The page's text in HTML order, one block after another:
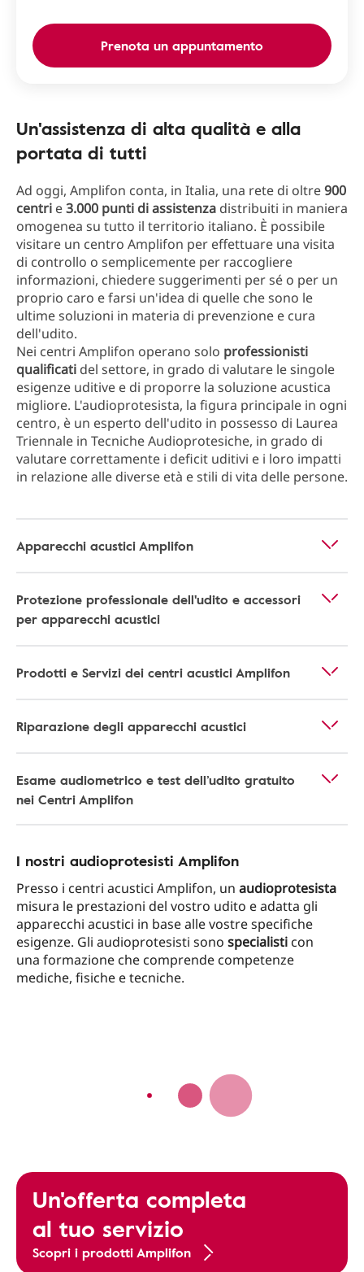
Prenota un appuntamento
Un'assistenza di alta qualità e alla
portata di tutti
Ad oggi, Amplifon conta, in Italia, una rete di oltre900
centri e3.000 punti di assistenza distribuiti in maniera
omogenea su tutto il territorio italiano. È possibile
visitare un centro Amplifon per effettuare una visita
di controllo o semplicemente per raccogliere
informazioni, chiedere suggerimenti per sé o per un
proprio caro e farsi un'idea di quelle che sono le
ultime soluzioni in materia di prevenzione e cura
dell'udito.
Nei centri Amplifon operano solo professionisti
qualificati del settore, in grado di valutare le singole
esigenze uditive e di proporre la soluzione acustica
migliore. L'audioprotesista, la figura principale in ogni
centro, è un esperto dell'udito in possesso di Laurea
Triennale in Tecniche Audioprotesiche, in grado di
valutare correttamente i deficit uditivi e i loro impatti
in relazione alle diverse età e stili di vita delle persone.
Apparecchi acustici Amplifon
Protezione professionale dell'udito e accessori
per apparecchi acustici
Prodotti e Servizi dei centri acustici Amplifon
Riparazione degli apparecchi acustici
Esame audiometrico e test dell’udito gratuito
nei Centri Amplifon
I nostri audioprotesisti Amplifon
Presso i centri acustici Amplifon, un audioprotesista
misura le prestazioni del vostro udito e adatta gli
apparecchi acustici in base alle vostre specifiche
esigenze. Gli audioprotesisti sono specialisti con
una formazione che comprende competenze
mediche, fisiche e tecniche.
Un'offerta completa
al tuo servizio
Scopri i prodotti Amplifon